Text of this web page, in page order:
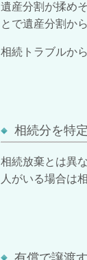
遺産分割が揉め
とで遺産分割か
相続トラブルか
相続分を特
相続放棄とは異
人がいる場合は